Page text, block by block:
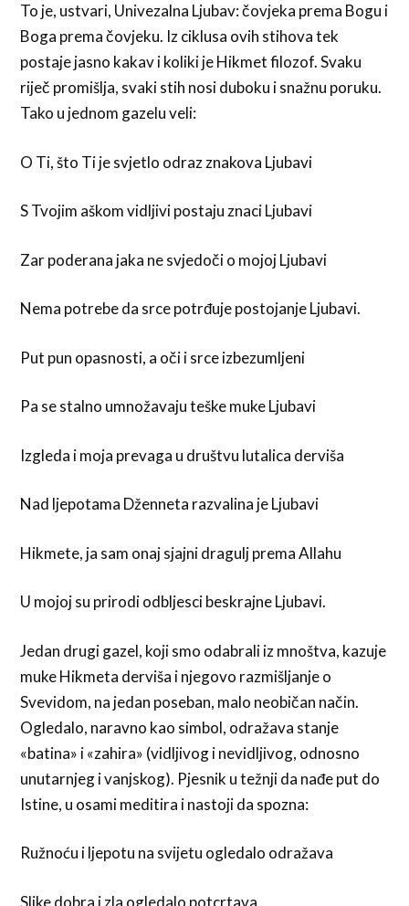
To je, ustvari, Univezalna Ljubav: čovjeka prema Bogu i
Boga prema čovjeku. Iz ciklusa ovih stihova tek
postaje jasno kakav i koliki je Hikmet filozof. Svaku
riječ promišlja, svaki stih nosi duboku i snažnu poruku.
Tako u jednom gazelu veli:
O Ti, što Ti je svjetlo odraz znakova Ljubavi
S Tvojim aškom vidljivi postaju znaci Ljubavi
Zar poderana jaka ne svjedoči o mojoj Ljubavi
Nema potrebe da srce potrđuje postojanje Ljubavi.
Put pun opasnosti, a oči i srce izbezumljeni
Pa se stalno umnožavaju teške muke Ljubavi
Izgleda i moja prevaga u društvu lutalica derviša
Nad ljepotama Dženneta razvalina je Ljubavi
Hikmete, ja sam onaj sjajni dragulj prema Allahu
U mojoj su prirodi odbljesci beskrajne Ljubavi.
Jedan drugi gazel, koji smo odabrali iz mnoštva, kazuje
muke Hikmeta derviša i njegovo razmišljanje o
Svevidom, na jedan poseban, malo neobičan način.
Ogledalo, naravno kao simbol, odražava stanje
«batina» i «zahira» (vidljivog i nevidljivog, odnosno
unutarnjeg i vanjskog). Pjesnik u težnji da nađe put do
Istine, u osami meditira i nastoji da spozna:
Ružnoću i ljepotu na svijetu ogledalo odražava
Slike dobra i zla ogledalo potcrtava